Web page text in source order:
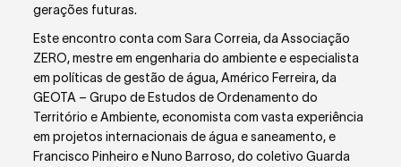
gerações futuras.
Este encontro conta com Sara Correia, da Associação
ZERO, mestre em engenharia do ambiente e especialista
em políticas de gestão de água, Américo Ferreira, da
GEOTA – Grupo de Estudos de Ordenamento do
Território e Ambiente, economista com vasta experiência
em projetos internacionais de água e saneamento, e
Francisco Pinheiro e Nuno Barroso, do coletivo Guarda